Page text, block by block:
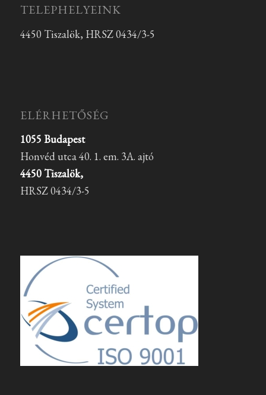
TELEPHELYEINK
4450 Tiszalök, HRSZ 0434/3-5
ELÉRHETŐSÉG
1055 Budapest
Honvéd utca 40. 1. em. 3A. ajtó
4450 Tiszalök,
HRSZ 0434/3-5